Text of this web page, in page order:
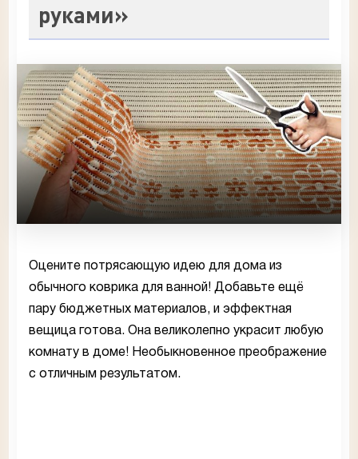
руками»
Оцените потрясающую идею для дома из
обычного коврика для ванной! Добавьте ещё
пару бюджетных материалов, и эффектная
вещица готова. Она великолепно украсит любую
комнату в доме! Необыкновенное преображение
с отличным результатом.